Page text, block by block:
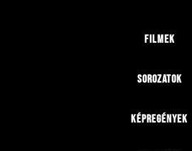
Filmek
Sorozatok
Képregények